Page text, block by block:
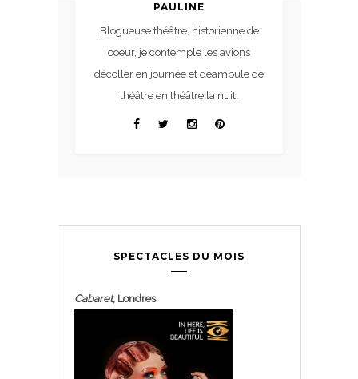
PAULINE
Blogueuse théâtre, historienne de
coeur, je contemple les avions
décoller en journée et déambule de
théâtre en théâtre la nuit.
SPECTACLES DU MOIS
Cabaret, Londres